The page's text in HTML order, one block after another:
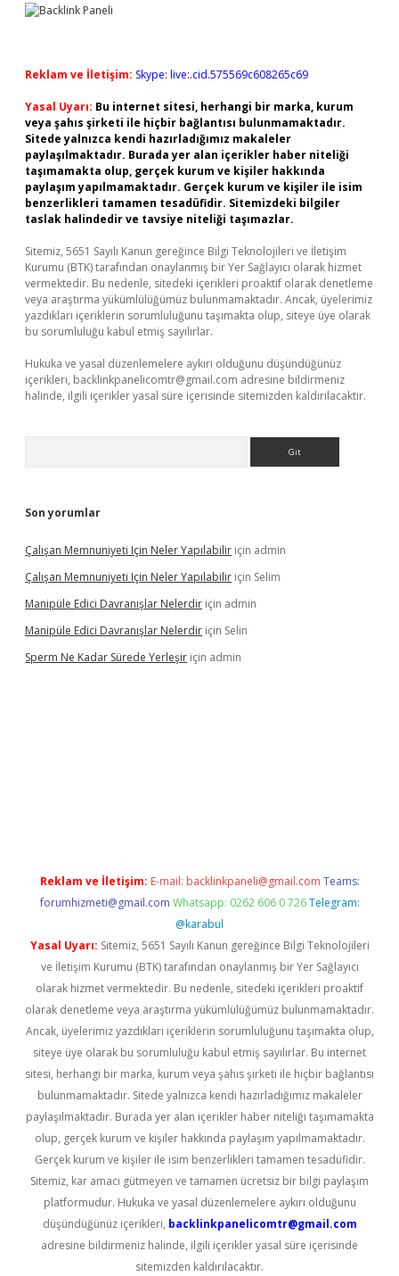
Reklam ve İletişim: Skype: live:.cid.575569c608265c69
Yasal Uyarı: Bu internet sitesi, herhangi bir marka, kurum
veya şahıs şirketi ile hiçbir bağlantısı bulunmamaktadır.
Sitede yalnızca kendi hazırladığımız makaleler
paylaşılmaktadır. Burada yer alan içerikler haber niteliği
taşımamakta olup, gerçek kurum ve kişiler hakkında
paylaşım yapılmamaktadır. Gerçek kurum ve kişiler ile isim
benzerlikleri tamamen tesadüfidir. Sitemizdeki bilgiler
taslak halindedir ve tavsiye niteliği taşımazlar.
Sitemiz, 5651 Sayılı Kanun gereğince Bilgi Teknolojileri ve İletişim
Kurumu (BTK) tarafından onaylanmış bir Yer Sağlayıcı olarak hizmet
vermektedir. Bu nedenle, sitedeki içerikleri proaktif olarak denetleme
veya araştırma yükümlülüğümüz bulunmamaktadır. Ancak, üyelerimiz
yazdıkları içeriklerin sorumluluğunu taşımakta olup, siteye üye olarak
bu sorumluluğu kabul etmiş sayılırlar.
Hukuka ve yasal düzenlemelere aykırı olduğunu düşündüğünüz
içerikleri, backlinkpanelicomtr@gmail.com adresine bildirmeniz
halinde, ilgili içerikler yasal süre içerisinde sitemizden kaldırılacaktır.
Son yorumlar
Çalışan Memnuniyeti Için Neler Yapılabilir için admin
Çalışan Memnuniyeti Için Neler Yapılabilir için Selim
Manipüle Edici Davranışlar Nelerdir için admin
Manipüle Edici Davranışlar Nelerdir için Selin
Sperm Ne Kadar Sürede Yerleşir için admin
Reklam ve İletişim: E-mail: backlinkpaneli@gmail.com Teams:
forumhizmeti@gmail.com Whatsapp: 0262 606 0 726 Telegram:
@karabul
Yasal Uyarı: Sitemiz, 5651 Sayılı Kanun gereğince Bilgi Teknolojileri
ve İletişim Kurumu (BTK) tarafından onaylanmış bir Yer Sağlayıcı
olarak hizmet vermektedir. Bu nedenle, sitedeki içerikleri proaktif
olarak denetleme veya araştırma yükümlülüğümüz bulunmamaktadır.
Ancak, üyelerimiz yazdıkları içeriklerin sorumluluğunu taşımakta olup,
siteye üye olarak bu sorumluluğu kabul etmiş sayılırlar. Bu internet
sitesi, herhangi bir marka, kurum veya şahıs şirketi ile hiçbir bağlantısı
bulunmamaktadır. Sitede yalnızca kendi hazırladığımız makaleler
paylaşılmaktadır. Burada yer alan içerikler haber niteliği taşımamakta
olup, gerçek kurum ve kişiler hakkında paylaşım yapılmamaktadır.
Gerçek kurum ve kişiler ile isim benzerlikleri tamamen tesadüfidir.
Sitemiz, kar amacı gütmeyen ve tamamen ücretsiz bir bilgi paylaşım
platformudur. Hukuka ve yasal düzenlemelere aykırı olduğunu
düşündüğünüz içerikleri, backlinkpanelicomtr@gmail.com
adresine bildirmeniz halinde, ilgili içerikler yasal süre içerisinde
sitemizden kaldırılacaktır.